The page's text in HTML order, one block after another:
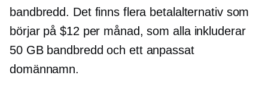
bandbredd. Det finns flera betalalternativ som
börjar på $12 per månad, som alla inkluderar
50 GB bandbredd och ett anpassat
domännamn.